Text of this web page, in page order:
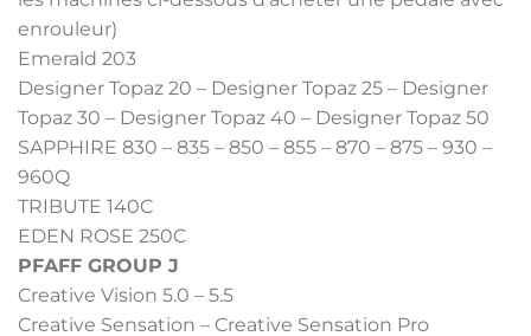
enrouleur)
Emerald 203
Designer Topaz 20 – Designer Topaz 25 – Designer
Topaz 30 – Designer Topaz 40 – Designer Topaz 50
SAPPHIRE 830 – 835 – 850 – 855 – 870 – 875 – 930 –
960Q
TRIBUTE 140C
EDEN ROSE 250C
PFAFF GROUP J
Creative Vision 5.0 – 5.5
Creative Sensation – Creative Sensation Pro